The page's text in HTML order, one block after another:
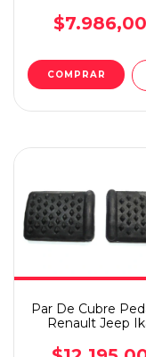
$7.986,00
Par De Cubre
Renault Jeep